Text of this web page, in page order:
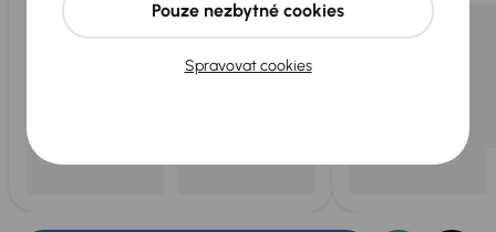
Spravovat cookies
Pouze nezbytné cookies